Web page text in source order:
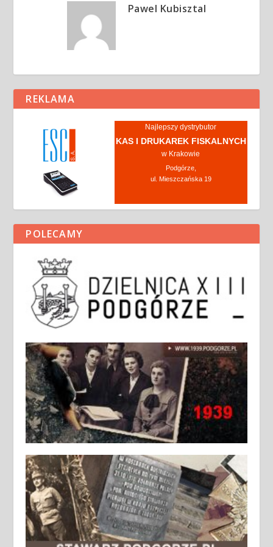
Pawel Kubisztal
REKLAMA
Najlepszy dystrybutor
KAS I DRUKAREK FISKALNYCH
w Krakowie
Podgórze,
ul. Mieszczańska 19
POLECAMY